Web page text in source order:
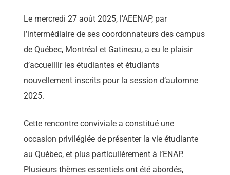
Le mercredi 27 août 2025, l’AEENAP, par
l’intermédiaire de ses coordonnateurs des campus
de Québec, Montréal et Gatineau, a eu le plaisir
d’accueillir les étudiantes et étudiants
nouvellement inscrits pour la session d’automne
2025.
Cette rencontre conviviale a constitué une
occasion privilégiée de présenter la vie étudiante
au Québec, et plus particulièrement à l’ENAP.
Plusieurs thèmes essentiels ont été abordés,